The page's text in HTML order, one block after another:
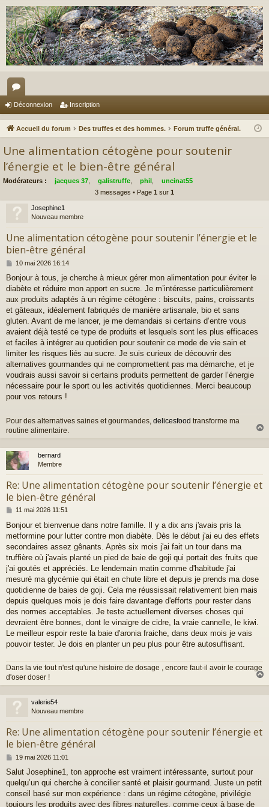
or
u
Déconnexion Inscription
Accueil du forum Des truffes et des hommes. Forum truffe général.
Une alimentation cétogène pour soutenir
l’énergie et le bien-être général
Modérateurs : jacques 37 galistruffe phil
uncinat55
3 messages • Page 1 sur 1
Josephine1
Nouveau membre
Une alimentation cétogène pour soutenir l’énergie et le
bien-être général
M
s
s
a
g
e
10 mai 2026 16:14
Bonjour à tous, je cherche à mieux gérer mon alimentation pour éviter le
diabète et réduire mon apport en sucre. Je m’intéresse particulièrement
aux produits adaptés à un régime cétogène : biscuits, pains, croissants
et gâteaux, idéalement fabriqués de manière artisanale, bio et sans
gluten. Avant de me lancer, je me demandais si certains d’entre vous
avaient déjà testé ce type de produits et lesquels sont les plus efficaces
et faciles à intégrer au quotidien pour soutenir ce mode de vie sain et
limiter les risques liés au sucre. Je suis curieux de découvrir des
alternatives gourmandes qui ne compromettent pas ma démarche, et je
voudrais aussi savoir si certains produits permettent de garder l’énergie
nécessaire pour le sport ou les activités quotidiennes. Merci beaucoup
pour vos retours !
Pour des alternatives saines et gourmandes, delicesfood transforme ma
routine alimentaire.
u
bernard
Membre
Re: Une alimentation cétogène pour soutenir l’énergie et
le bien-être général
M
s
s
a
g
e
11 mai 2026 11:51
Bonjour et bienvenue dans notre famille. Il y a dix ans j'avais pris la
metformine pour lutter contre mon diabète. Dès le début j'ai eu des effets
secondaires assez gênants. Après six mois j'ai fait un tour dans ma
truffière où j'avais planté un pied de baie de goji qui portait des fruits que
j'ai goutés et appréciés. Le lendemain matin comme d'habitude j'ai
mesuré ma glycémie qui était en chute libre et depuis je prends ma dose
quotidienne de baies de goji. Cela me réussissait relativement bien mais
depuis quelques mois je dois faire davantage d'efforts pour rester dans
des normes acceptables. Je teste actuellement diverses choses qui
devraient être bonnes, dont le vinaigre de cidre, la vraie cannelle, le kiwi.
Le meilleur espoir reste la baie d'aronia fraiche, dans deux mois je vais
pouvoir tester. Je dois en planter un peu plus pour être autosuffisant.
Dans la vie tout n'est qu'une histoire de dosage , encore faut-il avoir le courage
d'oser doser !
a
valerie54
Nouveau membre
Re: Une alimentation cétogène pour soutenir l’énergie et
le bien-être général
M
s
s
a
g
19 mai 2026 11:01
Salut Josephine1, ton approche est vraiment intéressante, surtout pour
quelqu’un qui cherche à concilier santé et plaisir gourmand. Juste un petit
conseil basé sur mon expérience : dans un régime cétogène, privilégie
toujours les produits avec des fibres naturelles, comme ceux à base de